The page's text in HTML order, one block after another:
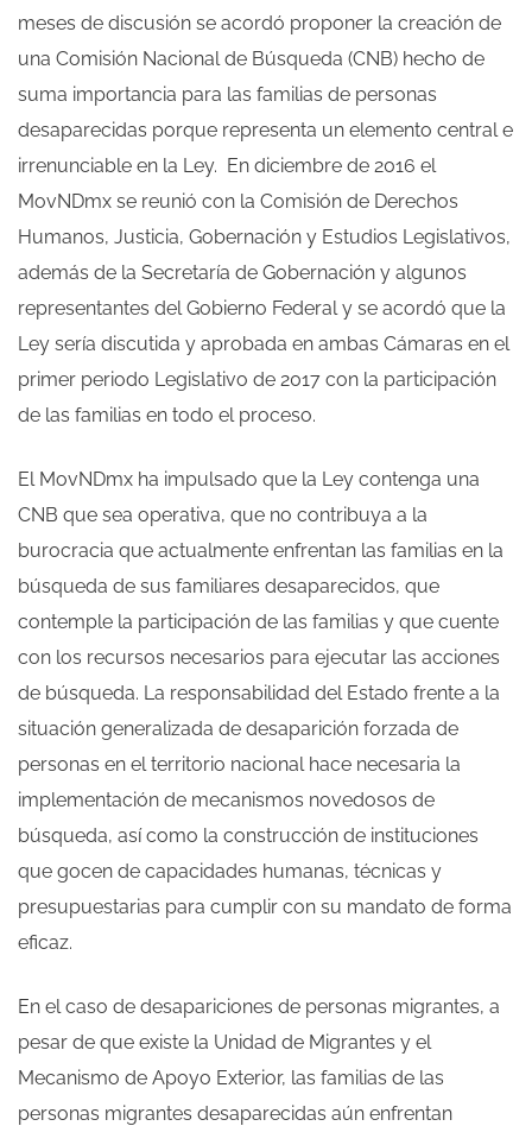
meses de discusión se acordó proponer la creación de
una Comisión Nacional de Búsqueda (CNB) hecho de
suma importancia para las familias de personas
desaparecidas porque representa un elemento central e
irrenunciable en la Ley. En diciembre de 2016 el
MovNDmx se reunió con la Comisión de Derechos
Humanos, Justicia, Gobernación y Estudios Legislativos,
además de la Secretaría de Gobernación y algunos
representantes del Gobierno Federal y se acordó que la
Ley sería discutida y aprobada en ambas Cámaras en el
primer periodo Legislativo de 2017 con la participación
de las familias en todo el proceso.
El MovNDmx ha impulsado que la Ley contenga una
CNB que sea operativa, que no contribuya a la
burocracia que actualmente enfrentan las familias en la
búsqueda de sus familiares desaparecidos, que
contemple la participación de las familias y que cuente
con los recursos necesarios para ejecutar las acciones
de búsqueda. La responsabilidad del Estado frente a la
situación generalizada de desaparición forzada de
personas en el territorio nacional hace necesaria la
implementación de mecanismos novedosos de
búsqueda, así como la construcción de instituciones
que gocen de capacidades humanas, técnicas y
presupuestarias para cumplir con su mandato de forma
eficaz.
En el caso de desapariciones de personas migrantes, a
pesar de que existe la Unidad de Migrantes y el
Mecanismo de Apoyo Exterior, las familias de las
personas migrantes desaparecidas aún enfrentan